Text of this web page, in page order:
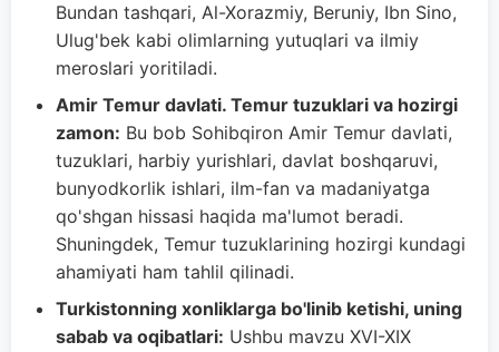
Bundan tashqari, Al-Xorazmiy, Beruniy, Ibn Sino,
Ulug'bek kabi olimlarning yutuqlari va ilmiy
meroslari yoritiladi.
Amir Temur davlati. Temur tuzuklari va hozirgi
zamon: Bu bob Sohibqiron Amir Temur davlati,
tuzuklari, harbiy yurishlari, davlat boshqaruvi,
bunyodkorlik ishlari, ilm-fan va madaniyatga
qo'shgan hissasi haqida ma'lumot beradi.
Shuningdek, Temur tuzuklarining hozirgi kundagi
ahamiyati ham tahlil qilinadi.
Turkistonning xonliklarga bo'linib ketishi, uning
sabab va oqibatlari: Ushbu mavzu XVI-XIX